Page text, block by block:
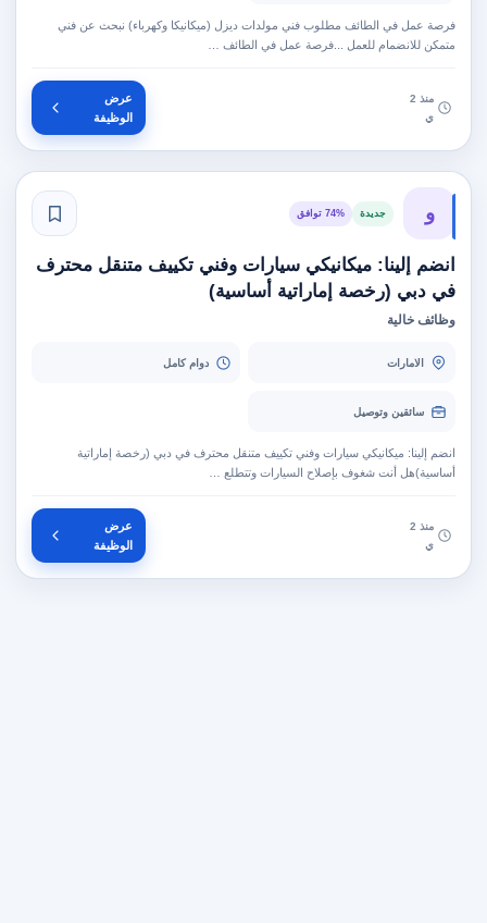
فرصة عمل في الطائف مطلوب فني مولدات ديزل (ميكانيكا وكهرباء) نبحث عن فني
متمكن للانضمام للعمل ...فرصة عمل في الطائف …
منذ 2
ي
عرض
الوظيفة
و جديدة 74% توافق
انضم إلينا: ميكانيكي سيارات وفني تكييف متنقل محترف
في دبي (رخصة إماراتية أساسية)
وظائف خالية
الامارات دوام كامل
سائقين وتوصيل
انضم إلينا: ميكانيكي سيارات وفني تكييف متنقل محترف في دبي (رخصة إماراتية
أساسية)هل أنت شغوف بإصلاح السيارات وتتطلع …
منذ 2
ي
عرض
الوظيفة